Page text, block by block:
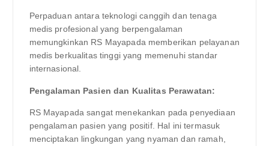
Perpaduan antara teknologi canggih dan tenaga
medis profesional yang berpengalaman
memungkinkan RS Mayapada memberikan pelayanan
medis berkualitas tinggi yang memenuhi standar
internasional.
Pengalaman Pasien dan Kualitas Perawatan:
RS Mayapada sangat menekankan pada penyediaan
pengalaman pasien yang positif. Hal ini termasuk
menciptakan lingkungan yang nyaman dan ramah,